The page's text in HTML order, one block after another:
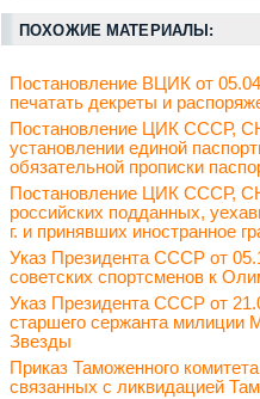
ПОХОЖИЕ МАТЕРИАЛЫ:
Постановление ВЦИК от
печатать декреты и
Постановление ЦИК СССР,
установлении единой
обязательной прописки
Постановление ЦИК СССР,
российских подданных,
г. и принявших иностранное
Указ Президента СССР от
советских спортсменов к
Указ Президента СССР от
старшего сержанта милиции
Звезды
Приказ Таможенного
связанных с ликвидацией